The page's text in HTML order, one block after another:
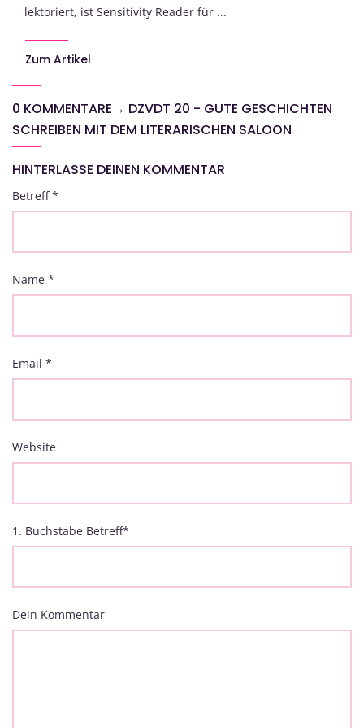
lektoriert, ist Sensitivity Reader für ...
Zum Artikel
0 KOMMENTARE→ DZVDT 20 - GUTE GESCHICHTEN
SCHREIBEN MIT DEM LITERARISCHEN SALOON
HINTERLASSE DEINEN KOMMENTAR
Betreff*
Name *
Email *
Website
1. Buchstabe Betreff*
Dein Kommentar